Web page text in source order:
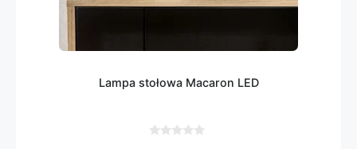
Lampa stołowa Macaron LED